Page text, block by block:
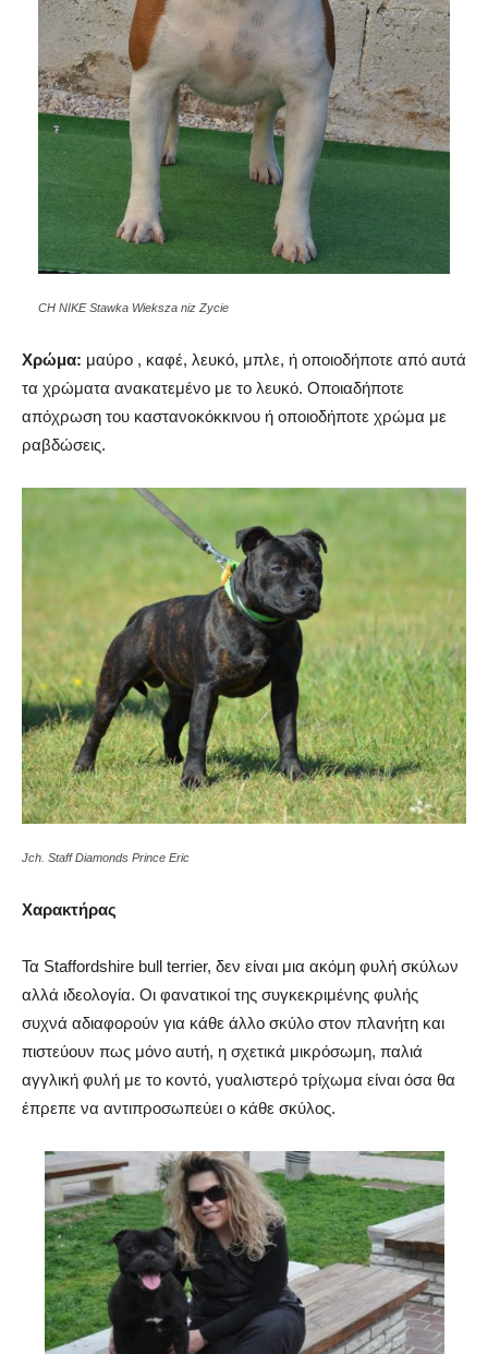
CH NIKE Stawka Wieksza niz Zycie
Χρώμα: μαύρο , καφέ, λευκό, μπλε, ή οποιοδήποτε από αυτά
τα χρώματα ανακατεμένο με το λευκό. Οποιαδήποτε
απόχρωση του καστανοκόκκινου ή οποιοδήποτε χρώμα με
ραβδώσεις.
Jch. Staff Diamonds Prince Eric
Χαρακτήρας
Τα Staffordshire bull terrier, δεν είναι μια ακόμη φυλή σκύλων
αλλά ιδεολογία. Οι φανατικοί της συγκεκριμένης φυλής
συχνά αδιαφορούν για κάθε άλλο σκύλο στον πλανήτη και
πιστεύουν πως μόνο αυτή, η σχετικά μικρόσωμη, παλιά
αγγλική φυλή με το κοντό, γυαλιστερό τρίχωμα είναι όσα θα
έπρεπε να αντιπροσωπεύει ο κάθε σκύλος.